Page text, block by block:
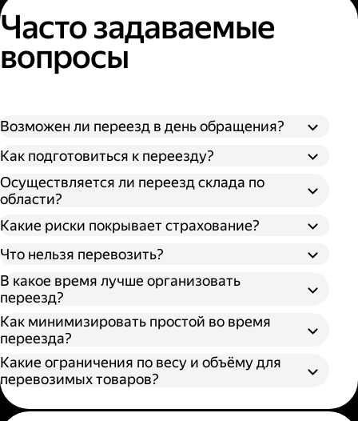
Часто задаваемые
вопросы
Возможен ли переезд в день обращения?
Как подготовиться к переезду?
Осуществляется ли переезд склада по
области?
Какие риски покрывает страхование?
Что нельзя перевозить?
В какое время лучше организовать
переезд?
Как минимизировать простой во время
переезда?
Какие ограничения по весу и объёму для
перевозимых товаров?